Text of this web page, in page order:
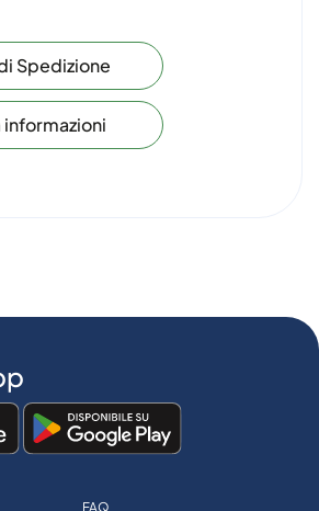
Spedizione
informazioni
FAQ